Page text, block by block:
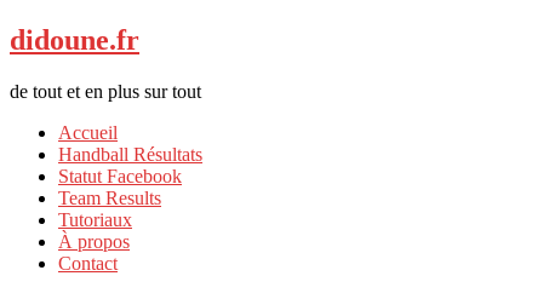
didoune.fr
de tout et en plus sur tout
Accueil
Handball Résultats
Statut Facebook
Team Results
Tutoriaux
À propos
Contact